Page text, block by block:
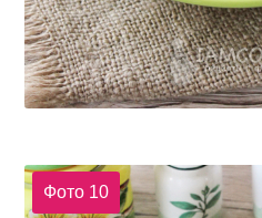
Фото 10